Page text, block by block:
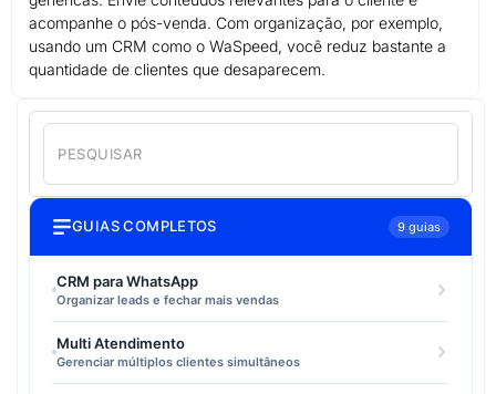
acompanhe o pós-venda. Com organização, por exemplo,
usando um CRM como o WaSpeed, você reduz bastante a
quantidade de clientes que desaparecem.
GUIAS COMPLETOS 9 guias
CRM para WhatsApp
Organizar leads e fechar mais vendas
Multi Atendimento
Gerenciar múltiplos clientes simultâneos